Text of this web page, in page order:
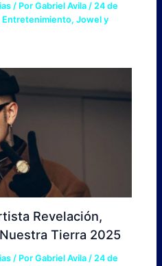
/ PorGabriel Avila/24 de
Entretenimiento,Jowel y
Revelación,
Tierra 2025
/ PorGabriel Avila/24 de